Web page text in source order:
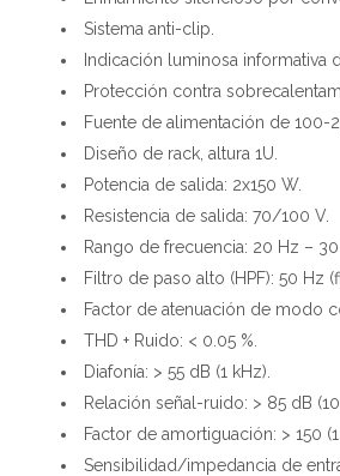
Sistema anti-clip.
Indicación luminosa informativa
Protección contra
Fuente de alimentación de
Diseño de rack, altura 1U.
Potencia de salida: 2x150 W.
Resistencia de salida: 70/100 V.
Rango de frecuencia: 20 Hz – 30
Filtro de paso alto (HPF): 50 Hz
Factor de atenuación de modo
THD + Ruido: < 0.05 %.
Diafonía: > 55 dB (1 kHz).
Relación señal-ruido: > 85 dB
Factor de amortiguación: > 150
Sensibilidad/impedancia de